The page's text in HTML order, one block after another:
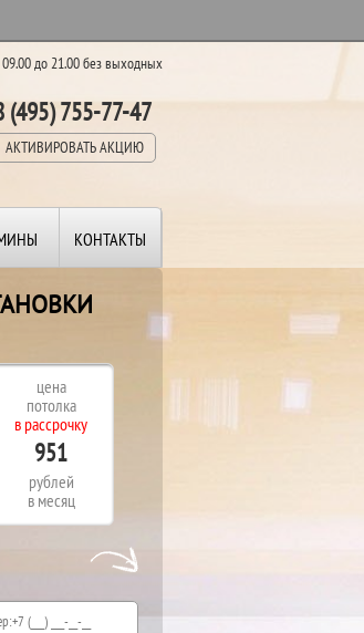
09.00 до 21.00 без выходных
(495) 755-77-47
АКТИВИРОВАТЬ АКЦИЮ
КОНТАКТЫ
цена
потолка
в рассрочку
951
рублей
в месяц